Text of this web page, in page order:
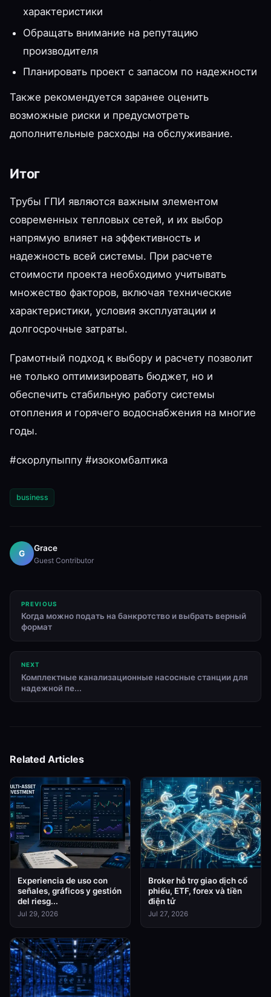
характеристики
Обращать внимание на репутацию
производителя
Планировать проект с запасом по надежности
Также рекомендуется заранее оценить
возможные риски и предусмотреть
дополнительные расходы на обслуживание.
Итог
Трубы ГПИ являются важным элементом
современных тепловых сетей, и их выбор
напрямую влияет на эффективность и
надежность всей системы. При расчете
стоимости проекта необходимо учитывать
множество факторов, включая технические
характеристики, условия эксплуатации и
долгосрочные затраты.
Грамотный подход к выбору и расчету позволит
не только оптимизировать бюджет, но и
обеспечить стабильную работу системы
отопления и горячего водоснабжения на многие
годы.
#скорлупыппу #изокомбалтика
business
G
Grace
Guest Contributor
PREVIOUS
Когда можно подать на банкротство и выбрать верный
формат
NEXT
Комплектные канализационные насосные станции для
надежной пе...
Related Articles
Experiencia de uso con
señales, gráficos y gestión
del riesg...
Jul 29, 2026
Broker hỗ trợ giao dịch cổ
phiếu, ETF, forex và tiền
điện tử
Jul 27, 2026